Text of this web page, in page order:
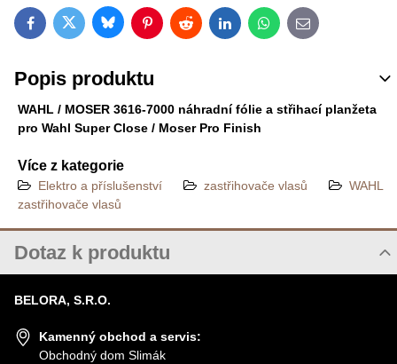
FacebookTwitterBlueskyPinterestRedditLinkedInWhatsApp
E-mail
Popis produktu
WAHL / MOSER 3616-7000 náhradní fólie a střihací planžeta
pro Wahl Super Close / Moser Pro Finish
Více z kategorie
Elektro a příslušenství zastřihovače vlasů
WAHL
zastřihovače vlasů
Dotaz k produktu
JMÉNO
BELORA, S.R.O.
Kamenný obchod a servis:
Obchodný dom Slimák